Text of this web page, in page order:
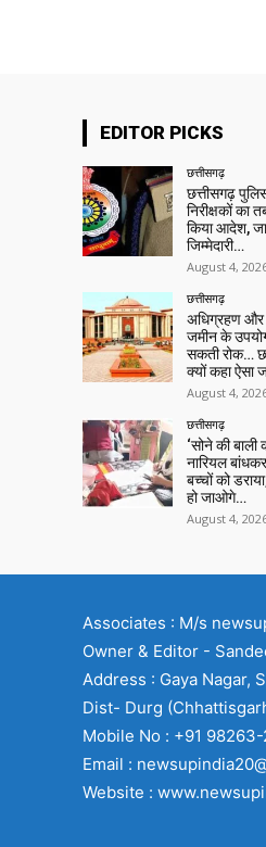
EDITOR PICKS
छत्तीसगढ़
छत्तीसगढ़
निरीक्षकों का
किया आदेश,
जिम्मेदारी…
August 4,
छत्तीसगढ़
अधिग्रहण और
जमीन के
सकती रोक…
क्यों कहा ऐसा
August 4,
छत्तीसगढ़
‘सोने की
नारियल
बच्चों को
हो जाओगे…
August 4,
Associates : M/s
Owner & Editor -
Address : Gaya Nagar,
Dist- Durg
Mobile No : +91
Email :
Website :